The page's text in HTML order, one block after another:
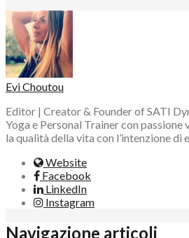
Evi Choutou
Editor | Creator & Founder of SATI
Yoga e Personal Trainer con
la qualità della vita con l’intenzione di
Website
Facebook
LinkedIn
Instagram
Navigazione articoli